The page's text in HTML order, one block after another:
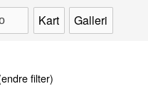
Kart Galleri
filter)